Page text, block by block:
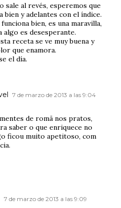
sale al revés, esperemos que
bien y adelantes con el índice.
bien, es una maravilla,
algo es desesperante.
receta se ve muy buena y
que enamora.
el día.
7 de marzo de 2013 a las 9:04
de romã nos pratos,
saber o que enriquece no
ficou muito apetitoso, com
7 de marzo de 2013 a las 9:09